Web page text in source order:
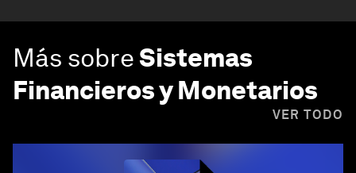
Más sobreSistemas
Financieros y Monetarios
VER TODO